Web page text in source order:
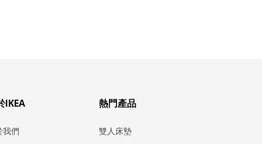
IKEA
我們
熱門產品
雙人床墊